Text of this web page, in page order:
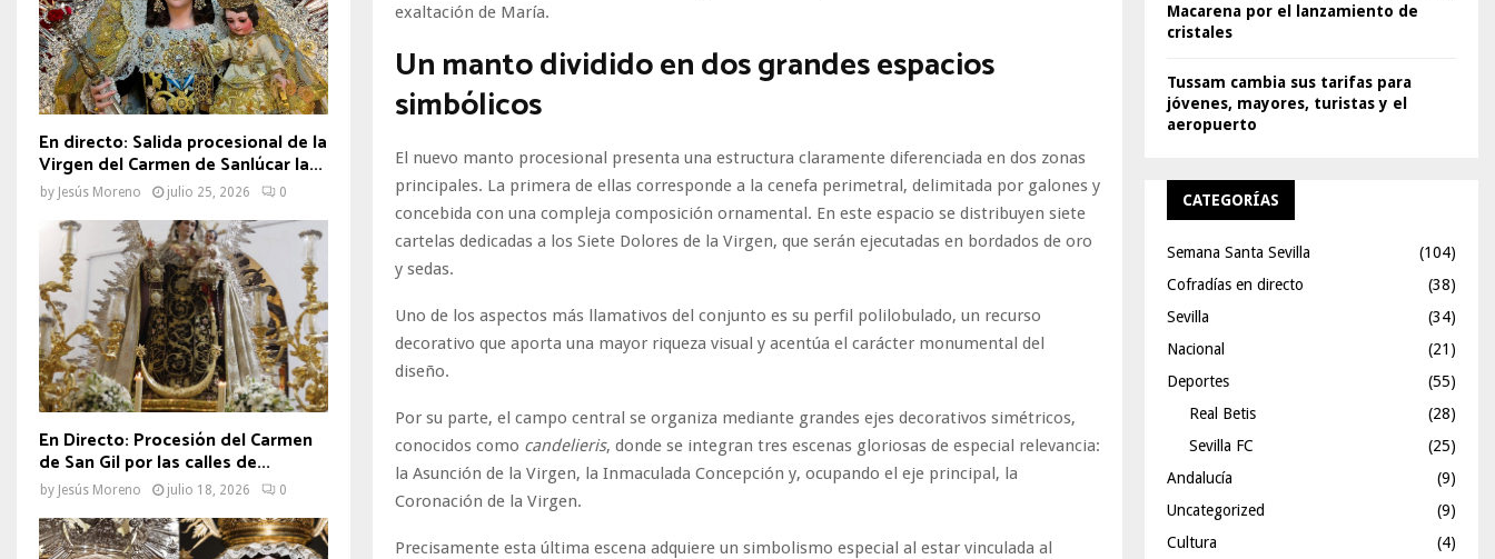
exaltación de María.
Un manto dividido en dos grandes espacios
simbólicos
El nuevo manto procesional presenta una estructura claramente diferenciada en dos zonas
principales. La primera de ellas corresponde a la cenefa perimetral, delimitada por galones y
concebida con una compleja composición ornamental. En este espacio se distribuyen siete
cartelas dedicadas a los Siete Dolores de la Virgen, que serán ejecutadas en bordados de oro
y sedas.
Uno de los aspectos más llamativos del conjunto es su perfil polilobulado, un recurso
decorativo que aporta una mayor riqueza visual y acentúa el carácter monumental del
diseño.
Por su parte, el campo central se organiza mediante grandes ejes decorativos simétricos,
conocidos como candelieris, donde se integran tres escenas gloriosas de especial relevancia:
la Asunción de la Virgen, la Inmaculada Concepción y, ocupando el eje principal, la
Coronación de la Virgen.
Precisamente esta última escena adquiere un simbolismo especial al estar vinculada al
En directo: Salida procesional de la
Virgen del Carmen de Sanlúcar la...
by Jesús Moreno julio 25, 2026 0
En Directo: Procesión del Carmen
de San Gil por las calles de...
by Jesús Moreno julio 18, 2026 0
Macarena por el lanzamiento de
cristales
Tussam cambia sus tarifas para
jóvenes, mayores, turistas y el
aeropuerto
CATEGORÍAS
Semana Santa Sevilla
(104)
Cofradías en directo
(38)
Sevilla
(34)
Nacional
(21)
Deportes
(55)
Real Betis
(28)
Sevilla FC
(25)
Andalucía
(9)
Uncategorized
(9)
Cultura
(4)